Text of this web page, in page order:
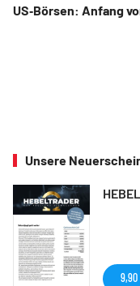
US‑Börsen: Anfang
Unsere